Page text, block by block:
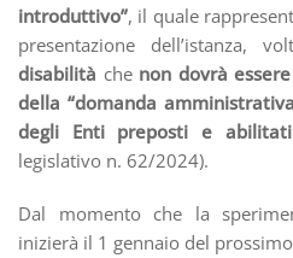
introduttivo”, il quale
presentazione dell’istanza,
disabilità che non dovrà
della “domanda
degli Enti preposti e abilitati
legislativo n. 62/2024).
Dal momento che la
inizierà il 1 gennaio del